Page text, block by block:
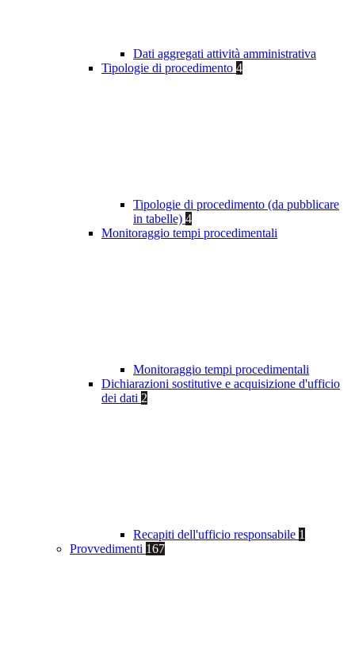
Dati aggregati attività amministrativa
Tipologie di procedimento 4
Tipologie di procedimento (da pubblicare
in tabelle) 4
Monitoraggio tempi procedimentali
Monitoraggio tempi procedimentali
Dichiarazioni sostitutive e acquisizione d'ufficio
dei dati 2
Recapiti dell'ufficio responsabile 1
Provvedimenti 167